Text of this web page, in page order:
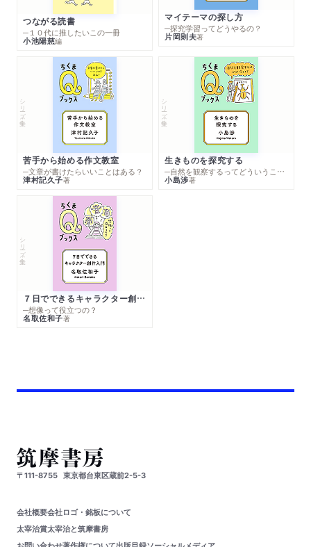
つながる読書
─１０代に推したいこの一冊
小池陽慈編
マイテーマの探し方
─探究学習ってどうやるの？
片岡則夫著
シリーズ・全集
苦手から始める作文教室
─文章が書けたらいいことはある？
津村記久子著
シリーズ・全集
生きものを探究する
─自然を観察するってどういうこと？
小島渉著
シリーズ・全集
７日でできるキャラクター創作入門
─想像って役立つの？
名取佐和子著
〒111-8755 東京都台東区蔵前2-5-3
会社概要会社ロゴ・銘板について
太宰治賞太宰治と筑摩書房